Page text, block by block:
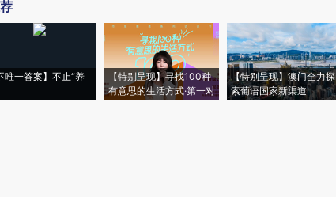
唯一答案】不止“养
【特别呈现】寻找100种
有意思的生活方式·第一对
【特别呈现】澳门全力探
索葡语国家新渠道